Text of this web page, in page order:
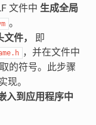
文件中 生成全局
。
件，
即
，并在文件中
的符号。此步骤
现。
入到应用程序中